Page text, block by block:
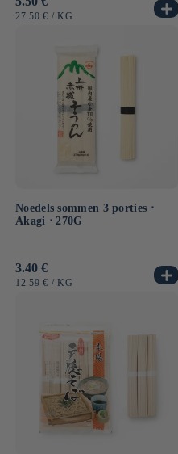
prijs
EENHEIDSPRIJS
27.50 € / PER
KG
Noedels sommen 3 porties ⋅
Akagi ⋅ 270G
Normale
prijs
3.40 €
EENHEIDSPRIJS
12.59 € / PER
KG